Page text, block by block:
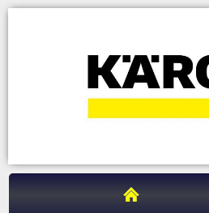
PEGAZ CENTAR